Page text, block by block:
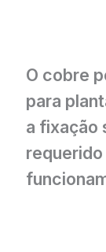
O cobre
para
a fixação